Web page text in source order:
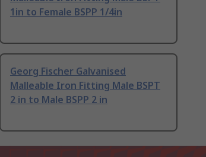
1in to Female BSPP 1/4in
Georg Fischer Galvanised
Malleable Iron Fitting Male BSPT
2 in to Male BSPP 2 in